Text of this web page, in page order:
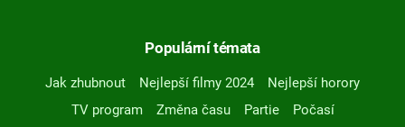
Populární témata
Jak zhubnout Nejlepší filmy 2024
Nejlepší horory
TV program
Změna času Partie
Počasí